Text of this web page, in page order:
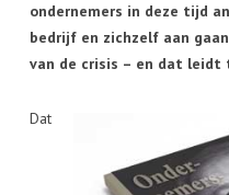
ondernemers in deze tijd
bedrijf en zichzelf aan
van de crisis – en dat leidt
Dat